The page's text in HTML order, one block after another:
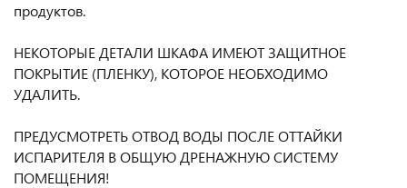
продуктов.
НЕКОТОРЫЕ ДЕТАЛИ ШКАФА ИМЕЮТ ЗАЩИТНОЕ
ПОКРЫТИЕ (ПЛЕНКУ), КОТОРОЕ НЕОБХОДИМО
УДАЛИТЬ.
ПРЕДУСМОТРЕТЬ ОТВОД ВОДЫ ПОСЛЕ ОТТАЙКИ
ИСПАРИТЕЛЯ В ОБЩУЮ ДРЕНАЖНУЮ СИСТЕМУ
ПОМЕЩЕНИЯ!